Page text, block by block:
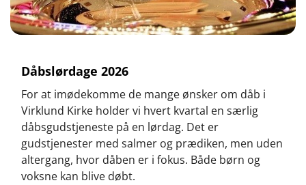
Dåbslørdage 2026
For at imødekomme de mange ønsker om dåb i
Virklund Kirke holder vi hvert kvartal en særlig
dåbsgudstjeneste på en lørdag. Det er
gudstjenester med salmer og prædiken, men uden
altergang, hvor dåben er i fokus. Både børn og
voksne kan blive døbt.